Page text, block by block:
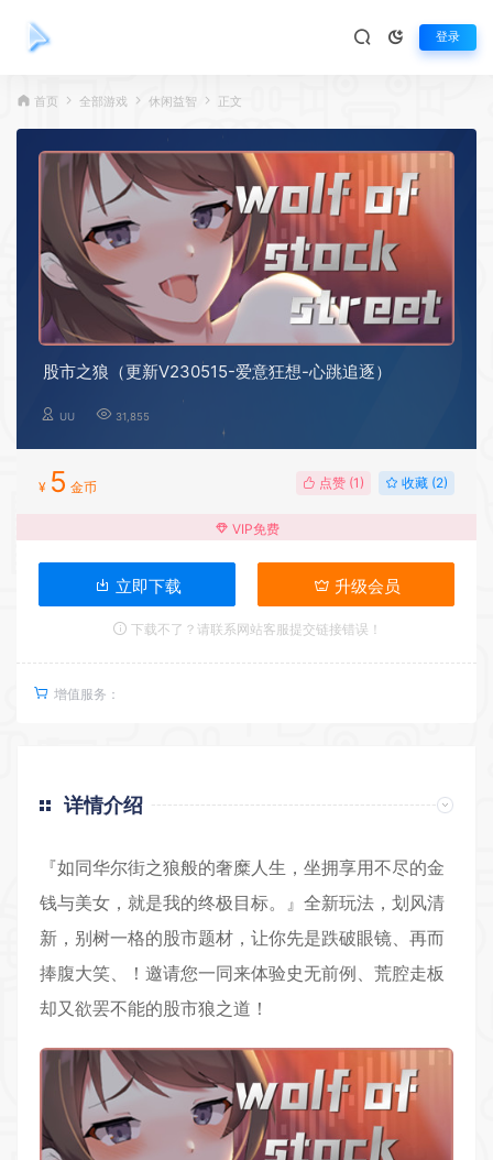
登录
首页 全部游戏 休闲益智 正文
股市之狼（更新V230515-爱意狂想-心跳追逐）
UU 31,855
¥ 5 金币 点赞 (1) 收藏 (2)
VIP免费
立即下载 升级会员
下载不了？请联系网站客服提交链接错误！
增值服务：
详情介绍
『如同华尔街之狼般的奢糜人生，坐拥享用不尽的金
钱与美女，就是我的终极目标。』全新玩法，划风清
新，别树一格的股市题材，让你先是跌破眼镜、再而
捧腹大笑、！邀请您一同来体验史无前例、荒腔走板
却又欲罢不能的股市狼之道！